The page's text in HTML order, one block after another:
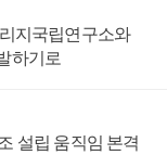
지국립연구소와
하기로
설립 움직임 본격